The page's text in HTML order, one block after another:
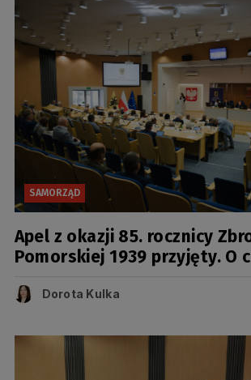
SAMORZĄD
Apel z okazji 85. rocznicy
Pomorskiej 1939 przyjęty. O
Dorota Kulka